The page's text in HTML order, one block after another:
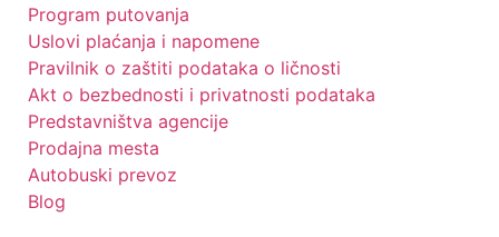
Program putovanja
Uslovi plaćanja i napomene
Pravilnik o zaštiti podataka o ličnosti
Akt o bezbednosti i privatnosti podataka
Predstavništva agencije
Prodajna mesta
Autobuski prevoz
Blog